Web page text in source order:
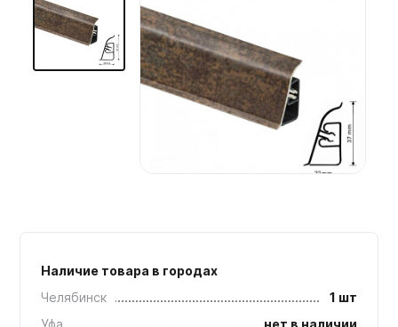
Мебельные образцы, каталоги
Наличие товара в городах
Челябинск
1 шт
Уфа
нет в наличии